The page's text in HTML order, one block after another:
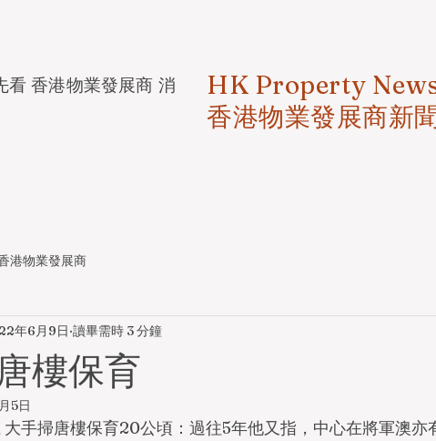
看 香港物業發展商 消
HK Property
香港物業發展商新
港物業發展商
樓保育
年6月9日 讀畢需時 3 分鐘
5日
手掃唐樓保育20公頃：過往5年他又指，中心在將軍澳亦